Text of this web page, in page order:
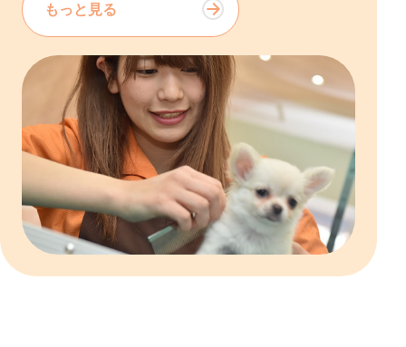
もっと見る